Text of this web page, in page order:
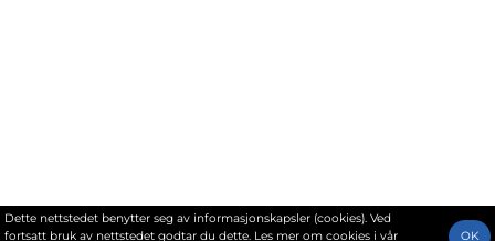
Dette nettstedet benytter seg av informasjonskapsler (cookies). Ved
fortsatt bruk av nettstedet godtar du dette. Les mer om cookies i vår
OK